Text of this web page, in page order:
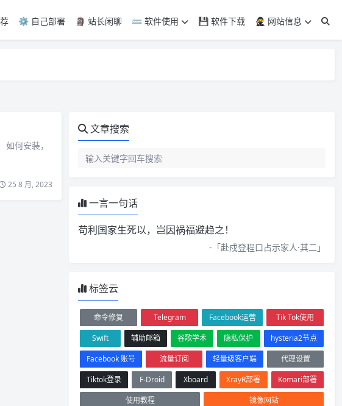
⚙️ 自己部署 🗿 站长闲聊 ⌨️ 软件使用 💾 软件下载
🥷 网站信息
何安装，
25 8 月, 2023
文章搜索
一言一句话
苟利国家生死以，岂因祸福避趋之！
-「赴戍登程口占示家人·其二 」
标签云
命令修复 Telegram Facebook运营
Tik Tok使用
Swift
辅助邮箱 谷歌学术 隐私保护
hysteria2节点
Facebook 账号
流量订阅 轻量级客户端
代理设置
Tiktok登录
F-Droid Xboard XrayR部署
Komari部署
使用教程
镜像网站